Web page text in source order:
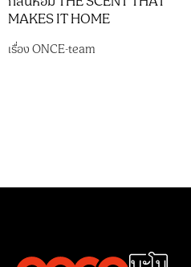
MAKES IT HOME
เรื่องONCE-team